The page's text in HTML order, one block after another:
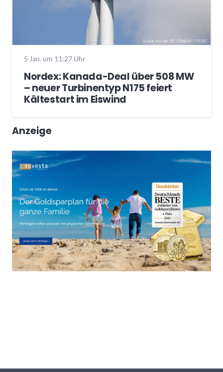
5 Jan. um 11:27 Uhr
Nordex: Kanada-Deal über 508 MW
– neuer Turbinentyp N175 feiert
Kältestart im Eiswind
Anzeige